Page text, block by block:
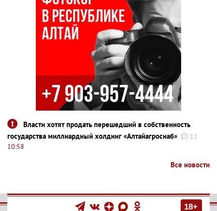
Власти хотят продать перешедший в собственность
государства миллиардный холдинг «Алтайагроснаб»
11
10:58
Все новости
18+